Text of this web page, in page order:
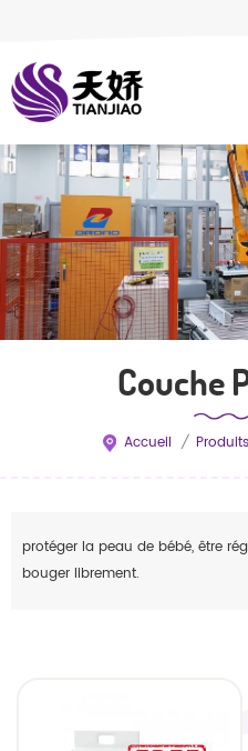
Couche
Accueil / Produits
protéger la peau de bébé, être
bouger librement.